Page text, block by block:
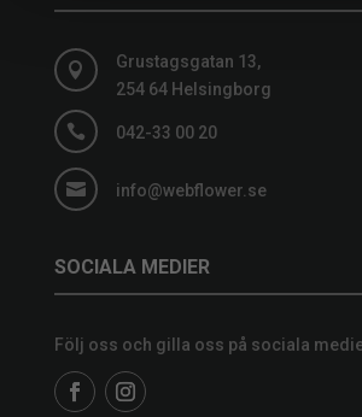

Grustagsgatan 13,
254 64 Helsingborg
 042-33 00 20
 info@webflower.se
SOCIALA MEDIER
Följ oss och gilla oss på sociala